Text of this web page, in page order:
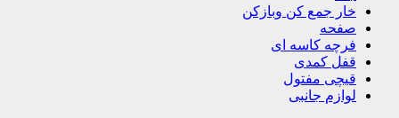
خار جمع کن وبازکن
صفحه
فرچه کاسه ای
قفل کمدی
قیچی مفتول
لوازم جانبی